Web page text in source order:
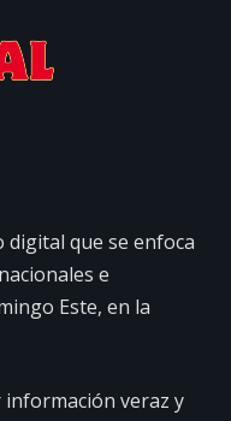
que se enfoca
e
Este, en la
veraz y